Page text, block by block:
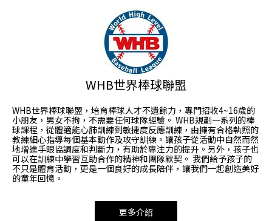
WHB世界棒球聯盟
WHB世界棒球聯盟，培育棒球人才不遺餘力，專門招收4~16歲的
小朋友，男女不拘，不需要任何球隊經驗。 WHB規劃一系列的棒
球課程，從體適能心肺訓練到敏捷度反應訓練，由擁有合格執照的
教練細心指導每個基本動作及攻守訓練。讓孩子從活動中自然而然
地增進手眼協調度和判斷力，有助於專注力的提升。另外，孩子也
可以在訓練中學習互助合作的精神和團隊默契。 我們給予孩子的
不只是體育活動，更是一個良好的成長陪伴，讓我們一起創造美好
的童年回憶。
更多介紹